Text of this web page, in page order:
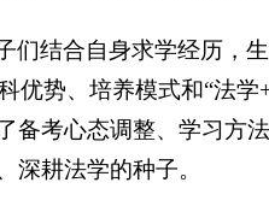
们结合自身求学经历，
优势、培养模式和“法
备考心态调整、学习方
深耕法学的种子。